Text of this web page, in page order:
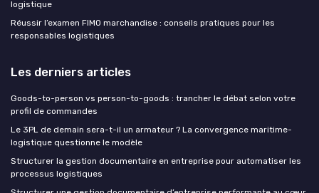
logistique
Réussir l’examen FIMO marchandise : conseils pratiques pour les
responsables logistiques
Les derniers articles
Goods-to-person vs person-to-goods : trancher le débat selon votre
profil de commandes
Le 3PL de demain sera-t-il un armateur ? La convergence maritime-
logistique questionne le modèle
Structurer la gestion documentaire en entreprise pour automatiser les
processus logistiques